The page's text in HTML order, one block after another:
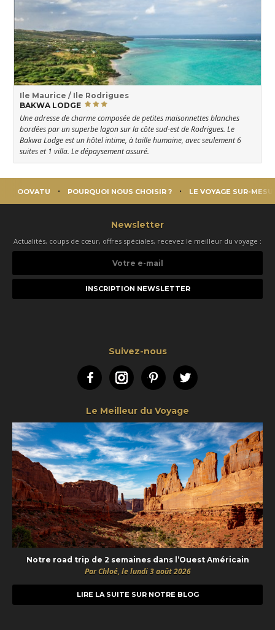
Ile Maurice / Ile Rodrigues
BAKWA LODGE
Une adresse de charme composée de petites maisonnettes blanches
bordées par un superbe lagon sur la côte sud-est de Rodrigues. Le
Bakwa Lodge est un hôtel intime, à taille humaine, avec seulement 6
suites et 1 villa. Le dépaysement assuré.
OOVATU POURQUOI NOUS CHOISIR ? LE VOYAGE SUR-
Newsletter
Actualités, coups de cœur, offres spéciales, recevez le meilleur du voyage :
e-
Suivez-nous
FacebookInstagramPinterestTwitter
Le Meilleur du Voyage
Notre road trip de 2 semaines dans l’Ouest Américain
Par Chloé, le lundi 3 août 2026
LIRE LA SUITE SUR NOTRE BLOG